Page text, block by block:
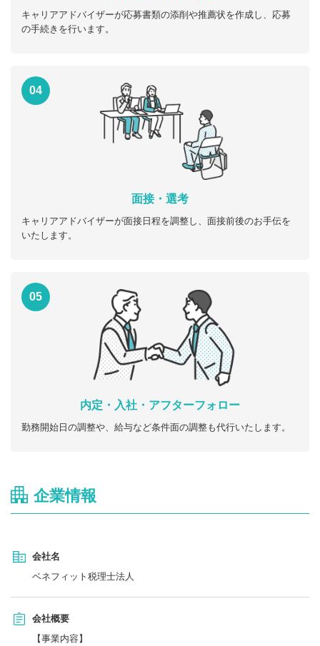
キャリアアドバイザーが応募書類の添削や推薦状を作成し、応募
の手続きを行います。
04
面接・選考
キャリアアドバイザーが面接日程を調整し、面接前後のお手伝を
いたします。
05
内定・入社・アフターフォロー
勤務開始日の調整や、給与など条件面の調整も代行いたします。
企業情報
会社名
ベネフィット税理士法人
会社概要
【事業内容】